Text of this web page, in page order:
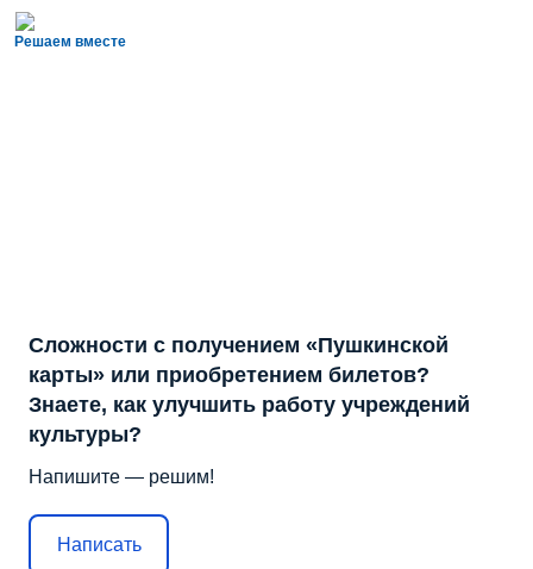
Решаем вместе
Сложности с получением «Пушкинской
карты» или приобретением билетов?
Знаете, как улучшить работу учреждений
культуры?
Напишите — решим!
Написать